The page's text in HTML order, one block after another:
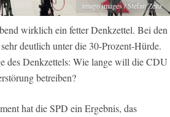
imago images / Stefan Zeitz
wirklich ein fetter Denkzettel. Bei den
deutlich unter die 30-Prozent-Hürde.
des Denkzettels: Wie lange will die CDU
betreiben?
hat die SPD ein Ergebnis, das